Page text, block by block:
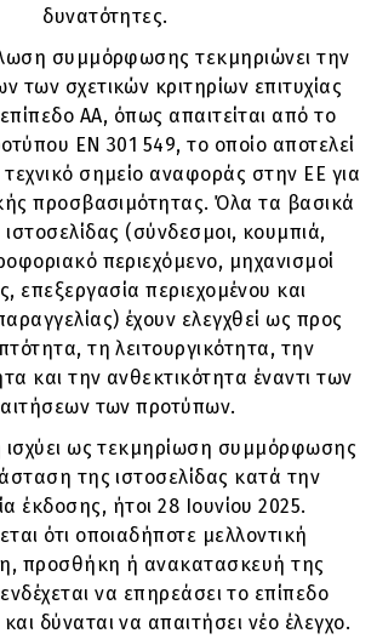
δυνατότητες.
συμμόρφωσης τεκμηριώνει την
των σχετικών κριτηρίων επιτυχίας
επίπεδο AA, όπως απαιτείται από το
EN 301 549, το οποίο αποτελεί
σημείο αναφοράς στην ΕΕ για
προσβασιμότητας. Όλα τα βασικά
ιστοσελίδας (σύνδεσμοι, κουμπιά,
περιεχόμενο, μηχανισμοί
επεξεργασία περιεχομένου και
έχουν ελεγχθεί ως προς
τη λειτουργικότητα, την
και την ανθεκτικότητα έναντι των
των προτύπων.
ως τεκμηρίωση συμμόρφωσης
της ιστοσελίδας κατά την
έκδοσης, ήτοι 28 Ιουνίου 2025.
ότι οποιαδήποτε μελλοντική
προσθήκη ή ανακατασκευή της
να επηρεάσει το επίπεδο
δύναται να απαιτήσει νέο έλεγχο.